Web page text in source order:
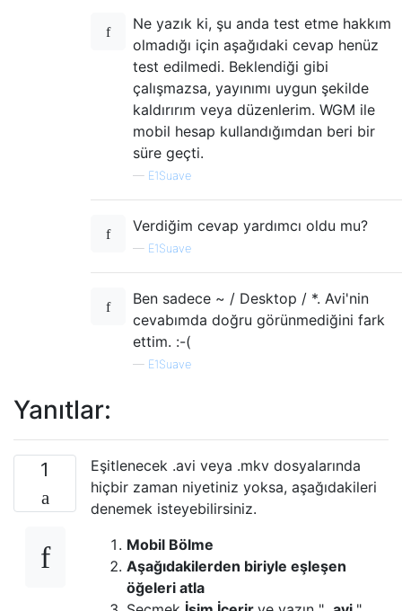
Ne yazık ki, şu anda test etme hakkım
olmadığı için aşağıdaki cevap henüz
test edilmedi. Beklendiği gibi
çalışmazsa, yayınımı uygun şekilde
kaldırırım veya düzenlerim. WGM ile
mobil hesap kullandığımdan beri bir
süre geçti.
— E1Suave
Verdiğim cevap yardımcı oldu mu?
— E1Suave
Ben sadece ~ / Desktop / *. Avi'nin
cevabımda doğru görünmediğini fark
ettim. :-(
— E1Suave
Yanıtlar:
1
Eşitlenecek .avi veya .mkv dosyalarında
hiçbir zaman niyetiniz yoksa, aşağıdakileri
denemek isteyebilirsiniz.
Mobil Bölme
Aşağıdakilerden biriyle eşleşen
öğeleri atla